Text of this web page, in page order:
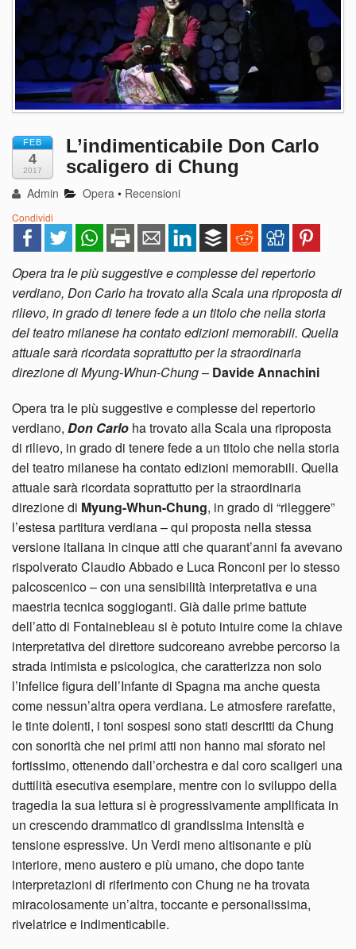
FEB
4
2017
L’indimenticabile Don Carlo
scaligero di Chung
Admin Opera • Recensioni
Condividi
Opera tra le più suggestive e complesse del repertorio
verdiano, Don Carlo ha trovato alla Scala una riproposta di
rilievo, in grado di tenere fede a un titolo che nella storia
del teatro milanese ha contato edizioni memorabili. Quella
attuale sarà ricordata soprattutto per la straordinaria
direzione di Myung-Whun-Chung– Davide Annachini
Opera tra le più suggestive e complesse del repertorio
verdiano, Don Carlo ha trovato alla Scala una riproposta
di rilievo, in grado di tenere fede a un titolo che nella storia
del teatro milanese ha contato edizioni memorabili. Quella
attuale sarà ricordata soprattutto per la straordinaria
direzione di Myung-Whun-Chung, in grado di “rileggere”
l’estesa partitura verdiana – qui proposta nella stessa
versione italiana in cinque atti che quarant’anni fa avevano
rispolverato Claudio Abbado e Luca Ronconi per lo stesso
palcoscenico – con una sensibilità interpretativa e una
maestria tecnica soggioganti. Già dalle prime battute
dell’atto di Fontainebleau si è potuto intuire come la chiave
interpretativa del direttore sudcoreano avrebbe percorso la
strada intimista e psicologica, che caratterizza non solo
l’infelice figura dell’Infante di Spagna ma anche questa
come nessun’altra opera verdiana. Le atmosfere rarefatte,
le tinte dolenti, i toni sospesi sono stati descritti da Chung
con sonorità che nei primi atti non hanno mai sforato nel
fortissimo, ottenendo dall’orchestra e dal coro scaligeri una
duttilità esecutiva esemplare, mentre con lo sviluppo della
tragedia la sua lettura si è progressivamente amplificata in
un crescendo drammatico di grandissima intensità e
tensione espressive. Un Verdi meno altisonante e più
interiore, meno austero e più umano, che dopo tante
interpretazioni di riferimento con Chung ne ha trovata
miracolosamente un’altra, toccante e personalissima,
rivelatrice e indimenticabile.